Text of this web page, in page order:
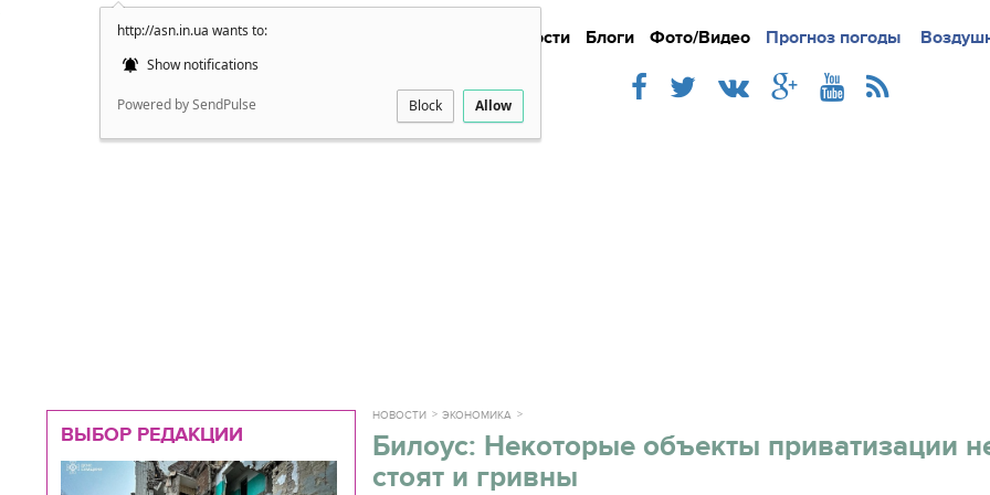
http://asn.in.ua wants to:
Show notifications
Powered by SendPulse Block Allow
Новости Блоги Фото/Видео Прогноз погоды
Подробно Новости
ВЫБОР РЕДАКЦИИ
НОВОСТИ ЭКОНОМИКА
Билоус: Некоторые объекты приватизации
стоят и гривны